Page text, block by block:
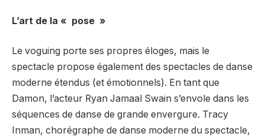
L’art de la « pose »
Le voguing porte ses propres éloges, mais le
spectacle propose également des spectacles de danse
moderne étendus (et émotionnels). En tant que
Damon, l’acteur Ryan Jamaal Swain s’envole dans les
séquences de danse de grande envergure. Tracy
Inman, chorégraphe de danse moderne du spectacle,